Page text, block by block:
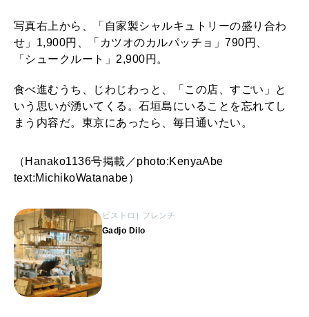
写真右上から、「自家製シャルキュトリーの盛り合わ
せ」1,900円、「カツオのカルパッチョ」790円、
「シュークルート」2,900円。
食べ進むうち、じわじわっと、「この店、すごい」と
いう思いが湧いてくる。石垣島にいることを忘れてし
まう内容だ。東京にあったら、毎日通いたい。
（Hanako1136号掲載／photo:KenyaAbe
text:MichikoWatanabe）
ビストロ フレンチ
Gadjo Dilo